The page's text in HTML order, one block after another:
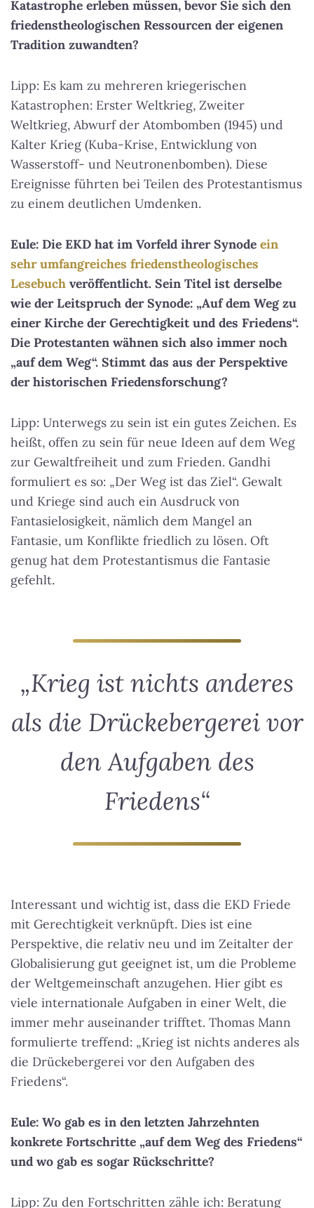
Katastrophe erleben müssen, bevor Sie sich den
friedenstheologischen Ressourcen der eigenen
Tradition zuwandten?
Lipp: Es kam zu mehreren kriegerischen
Katastrophen: Erster Weltkrieg, Zweiter
Weltkrieg, Abwurf der Atombomben (1945) und
Kalter Krieg (Kuba-Krise, Entwicklung von
Wasserstoff- und Neutronenbomben). Diese
Ereignisse führten bei Teilen des Protestantismus
zu einem deutlichen Umdenken.
Eule: Die EKD hat im Vorfeld ihrer Synode ein
sehr umfangreiches friedenstheologisches
Lesebuch veröffentlicht. Sein Titel ist derselbe
wie der Leitspruch der Synode: „Auf dem Weg zu
einer Kirche der Gerechtigkeit und des Friedens“.
Die Protestanten wähnen sich also immer noch
„auf dem Weg“. Stimmt das aus der Perspektive
der historischen Friedensforschung?
Lipp: Unterwegs zu sein ist ein gutes Zeichen. Es
heißt, offen zu sein für neue Ideen auf dem Weg
zur Gewaltfreiheit und zum Frieden. Gandhi
formuliert es so: „Der Weg ist das Ziel“. Gewalt
und Kriege sind auch ein Ausdruck von
Fantasielosigkeit, nämlich dem Mangel an
Fantasie, um Konflikte friedlich zu lösen. Oft
genug hat dem Protestantismus die Fantasie
gefehlt.
„Krieg ist nichts anderes
als die Drückebergerei vor
den Aufgaben des
Friedens“
Interessant und wichtig ist, dass die EKD Friede
mit Gerechtigkeit verknüpft. Dies ist eine
Perspektive, die relativ neu und im Zeitalter der
Globalisierung gut geeignet ist, um die Probleme
der Weltgemeinschaft anzugehen. Hier gibt es
viele internationale Aufgaben in einer Welt, die
immer mehr auseinander trifftet. Thomas Mann
formulierte treffend: „Krieg ist nichts anderes als
die Drückebergerei vor den Aufgaben des
Friedens“.
Eule: Wo gab es in den letzten Jahrzehnten
konkrete Fortschritte „auf dem Weg des Friedens“
und wo gab es sogar Rückschritte?
Lipp: Zu den Fortschritten zähle ich: Beratung